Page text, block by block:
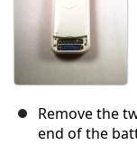
Remove the
end of the